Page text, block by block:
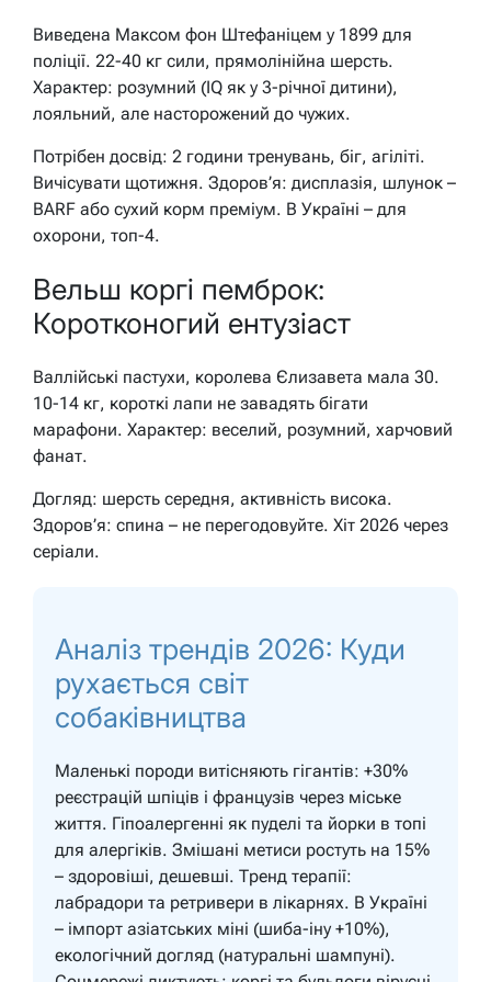
Виведена Максом фон Штефаніцем у 1899 для
поліції. 22-40 кг сили, прямолінійна шерсть.
Характер: розумний (IQ як у 3-річної дитини),
лояльний, але насторожений до чужих.
Потрібен досвід: 2 години тренувань, біг, агіліті.
Вичісувати щотижня. Здоров’я: дисплазія, шлунок –
BARF або сухий корм преміум. В Україні – для
охорони, топ-4.
Вельш коргі пемброк:
Коротконогий ентузіаст
Валлійські пастухи, королева Єлизавета мала 30.
10-14 кг, короткі лапи не завадять бігати
марафони. Характер: веселий, розумний, харчовий
фанат.
Догляд: шерсть середня, активність висока.
Здоров’я: спина – не перегодовуйте. Хіт 2026 через
серіали.
Аналіз трендів 2026: Куди
рухається світ
собаківництва
Маленькі породи витісняють гігантів: +30%
реєстрацій шпіців і французів через міське
життя. Гіпоалергенні як пуделі та йорки в топі
для алергіків. Змішані метиси ростуть на 15%
– здоровіші, дешевші. Тренд терапії:
лабрадори та ретривери в лікарнях. В Україні
– імпорт азіатських міні (шиба-іну +10%),
екологічний догляд (натуральні шампуні).